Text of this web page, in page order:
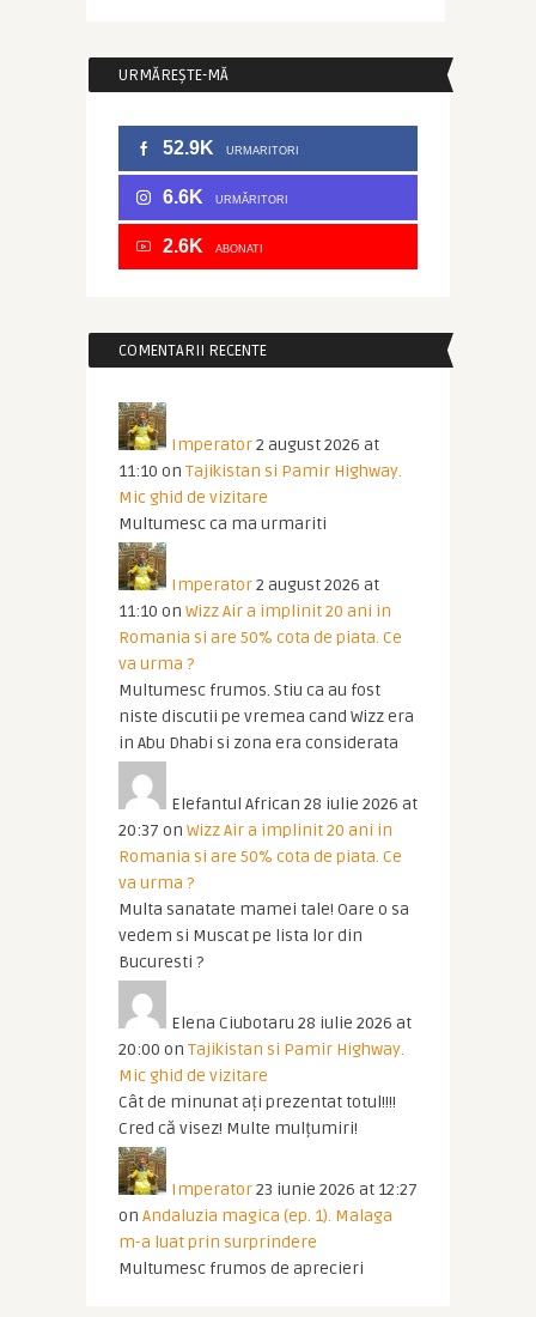
URMĂREȘTE-MĂ
52.9K URMARITORI
6.6K URMĂRITORI
2.6K ABONATI
COMENTARII RECENTE
Imperator2 august 2026 at
11:10 on Tajikistan si Pamir Highway.
Mic ghid de vizitare
Multumesc ca ma urmariti
Imperator2 august 2026 at
11:10 on Wizz Air a implinit 20 ani in
Romania si are 50% cota de piata. Ce
va urma ?
Multumesc frumos. Stiu ca au fost
niste discutii pe vremea cand Wizz era
in Abu Dhabi si zona era considerata
Elefantul African 28 iulie 2026 at
20:37 on Wizz Air a implinit 20 ani in
Romania si are 50% cota de piata. Ce
va urma ?
Multa sanatate mamei tale! Oare o sa
vedem si Muscat pe lista lor din
Bucuresti ?
Elena Ciubotaru 28 iulie 2026 at
20:00 on Tajikistan si Pamir Highway.
Mic ghid de vizitare
Cât de minunat ați prezentat totul!!!!
Cred că visez! Multe mulțumiri!
Imperator23 iunie 2026 at 12:27
on Andaluzia magica (ep. 1). Malaga
m-a luat prin surprindere
Multumesc frumos de aprecieri